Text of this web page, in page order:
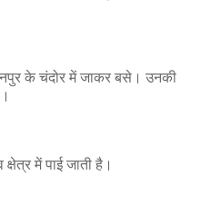
के चंदोर में जाकर बसे। उनकी
में पाई जाती है।